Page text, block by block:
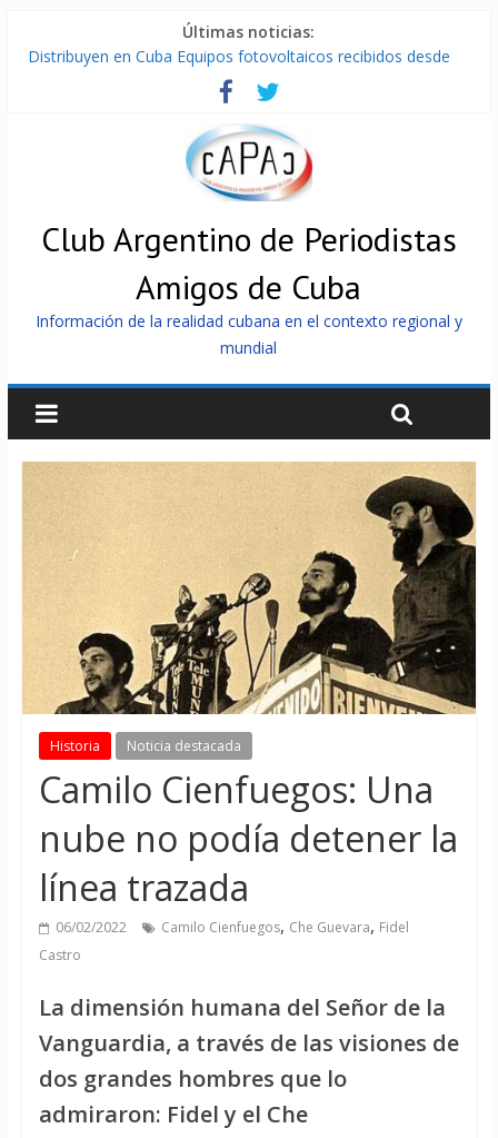
Últimas noticias:
Distribuyen en Cuba Equipos fotovoltaicos recibidos desde
La ONU condena medidas de EE.UU contra Cuba
Cuba alerta sobre doctrina militar de dominación de EEUU
Nuevas sanciones de EEUU contra Cuba apuntan a la
cooperación militar con Rusia y China
Brutal represión contra los que marchan para que no se
venda la patria
Club Argentino de Periodistas
Amigos de Cuba
Información de la realidad cubana en el contexto regional y
mundial
Historia Noticia destacada
Camilo Cienfuegos: Una
nube no podía detener la
línea trazada
06/02/2022 Camilo Cienfuegos, Che Guevara, Fidel
Castro
La dimensión humana del Señor de la
Vanguardia, a través de las visiones de
dos grandes hombres que lo
admiraron: Fidel y el Che